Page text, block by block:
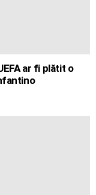
ar fi plătit o